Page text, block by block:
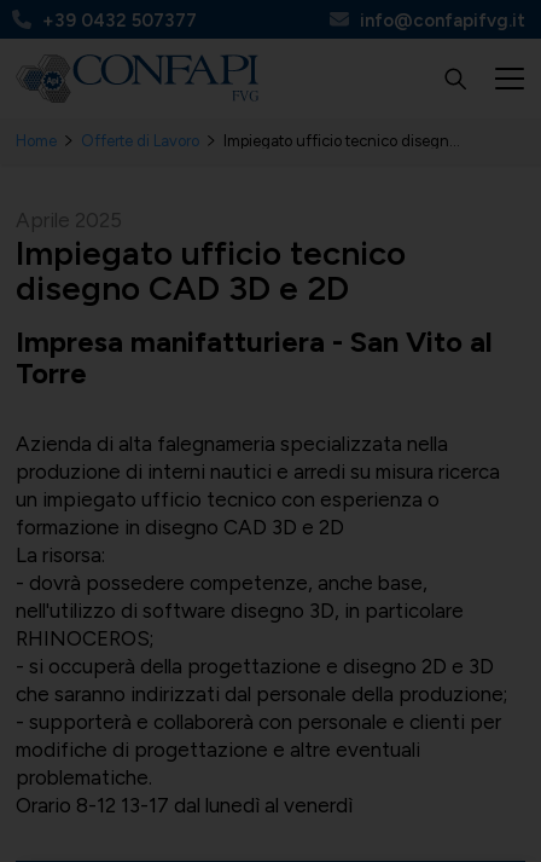
+39 0432 507377 info@confapifvg.it
Home Offerte di Lavoro
Aprile 2025
Impiegato ufficio tecnico
disegno CAD 3D e 2D
Impresa manifatturiera - San Vito al
Torre
Azienda di alta falegnameria specializzata nella
produzione di interni nautici e arredi su misura ricerca
un impiegato ufficio tecnico con esperienza o
formazione in disegno CAD 3D e 2D
La risorsa:
- dovrà possedere competenze, anche base,
nell'utilizzo di software disegno 3D, in particolare
RHINOCEROS;
- si occuperà della progettazione e disegno 2D e 3D
che saranno indirizzati dal personale della produzione;
- supporterà e collaborerà con personale e clienti per
modifiche di progettazione e altre eventuali
problematiche.
Orario 8-12 13-17 dal lunedì al venerdì
Chi Siamo
Organi
Bilateralità
ConfapiD
UNIONMECCANICA
UNITAL
UNIONTRASPORTI
ANIEM
Finanza, contributi e agevolazioni
Contabilità e fisco
Export e commerciale
Appalti e territorio
Apinforma
Apiflash